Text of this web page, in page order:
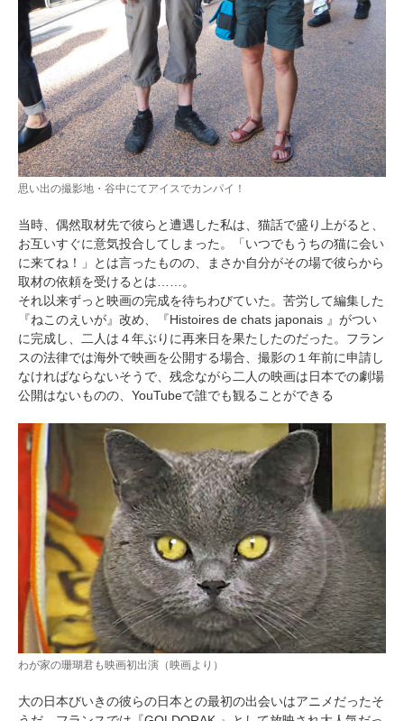
思い出の撮影地・谷中にてアイスでカンパイ！
当時、偶然取材先で彼らと遭遇した私は、猫話で盛り上がると、
お互いすぐに意気投合してしまった。「いつでもうちの猫に会い
に来てね！」とは言ったものの、まさか自分がその場で彼らから
取材の依頼を受けるとは……。
それ以来ずっと映画の完成を待ちわびていた。苦労して編集した
『ねこのえいが』改め、『Histoires de chats japonais 』がつい
に完成し、二人は４年ぶりに再来日を果たしたのだった。フラン
スの法律では海外で映画を公開する場合、撮影の１年前に申請し
なければならないそうで、残念ながら二人の映画は日本での劇場
公開はないものの、YouTubeで誰でも観ることができる
わが家の珊瑚君も映画初出演（映画より）
大の日本びいきの彼らの日本との最初の出会いはアニメだったそ